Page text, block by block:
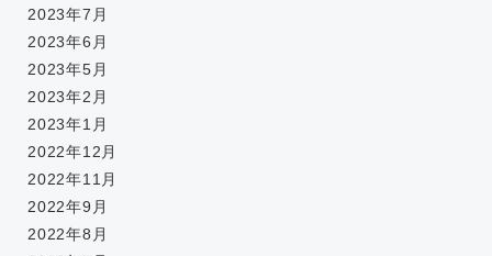
2023年7月
2023年6月
2023年5月
2023年2月
2023年1月
2022年12月
2022年11月
2022年9月
2022年8月